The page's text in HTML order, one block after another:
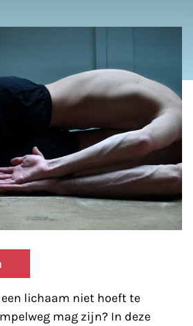
lichaam niet hoeft te
mag zijn? In deze